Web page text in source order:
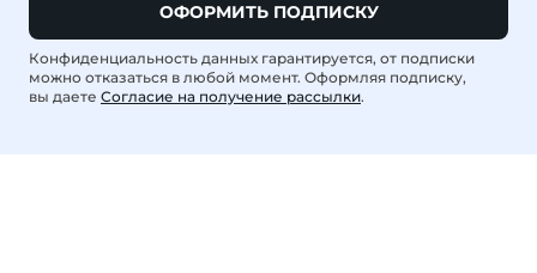
ОФОРМИТЬ ПОДПИСКУ
Конфиденциальность данных гарантируется, от подписки
можно отказаться в любой момент. Оформляя подписку,
вы даете Согласие на получение рассылки.